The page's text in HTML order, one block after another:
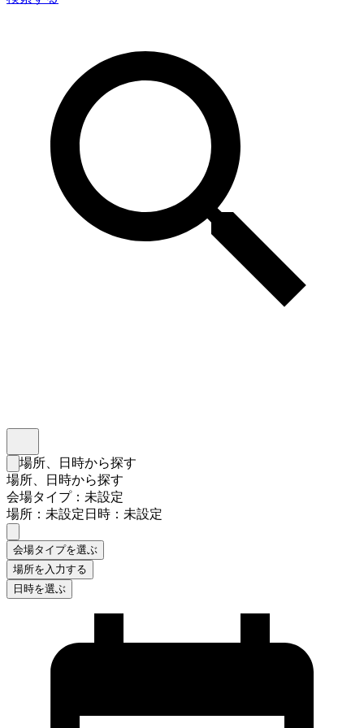
検索フォームを閉じる
場所、日時から探す
場所、日時から探す
会場タイプ：未設定
場所：未設定日時：未設定
会場タイプを選ぶ
場所を入力する
日時を選ぶ